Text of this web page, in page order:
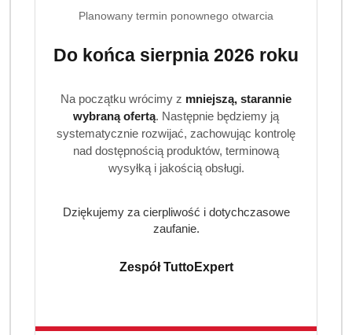
Planowany termin ponownego otwarcia
Do końca sierpnia 2026 roku
Na początku wrócimy z mniejszą, starannie
wybraną ofertą. Następnie będziemy ją
systematycznie rozwijać, zachowując kontrolę
nad dostępnością produktów, terminową
wysyłką i jakością obsługi.
Dziękujemy za cierpliwość i dotychczasowe
zaufanie.
Zespół TuttoExpert